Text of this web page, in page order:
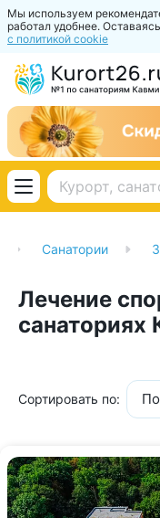
Мы используем
работал удобнее.
с политикой cookie
Санатории
Лечение
санаториях
Сортировать по: